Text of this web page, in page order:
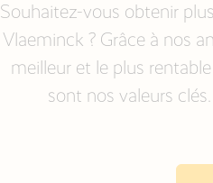
Souhaitez-vous obtenir
Vlaeminck ? Grâce à nos
meilleur et le plus
sont nos valeurs